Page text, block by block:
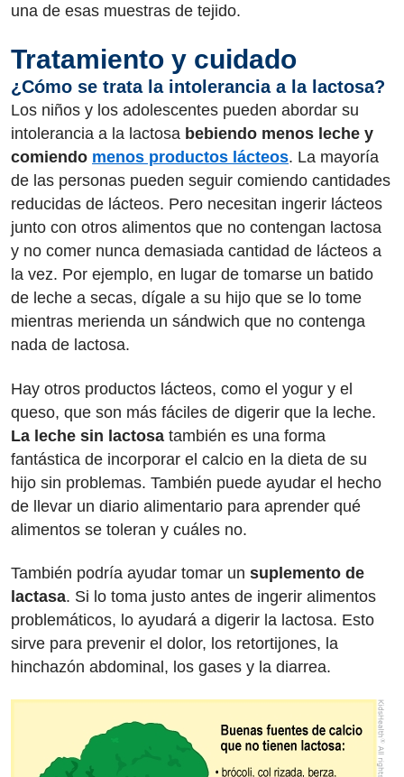
una de esas muestras de tejido.
Tratamiento y cuidado
¿Cómo se trata la intolerancia a la lactosa?
Los niños y los adolescentes pueden abordar su
intolerancia a la lactosa bebiendo menos leche y
comiendo menos productos lácteos. La mayoría
de las personas pueden seguir comiendo cantidades
reducidas de lácteos. Pero necesitan ingerir lácteos
junto con otros alimentos que no contengan lactosa
y no comer nunca demasiada cantidad de lácteos a
la vez. Por ejemplo, en lugar de tomarse un batido
de leche a secas, dígale a su hijo que se lo tome
mientras merienda un sándwich que no contenga
nada de lactosa.
Hay otros productos lácteos, como el yogur y el
queso, que son más fáciles de digerir que la leche.
La leche sin lactosa también es una forma
fantástica de incorporar el calcio en la dieta de su
hijo sin problemas. También puede ayudar el hecho
de llevar un diario alimentario para aprender qué
alimentos se toleran y cuáles no.
También podría ayudar tomar un suplemento de
lactasa. Si lo toma justo antes de ingerir alimentos
problemáticos, lo ayudará a digerir la lactosa. Esto
sirve para prevenir el dolor, los retortijones, la
hinchazón abdominal, los gases y la diarrea.